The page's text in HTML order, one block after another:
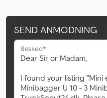
SEND ANMODNING
Besked*